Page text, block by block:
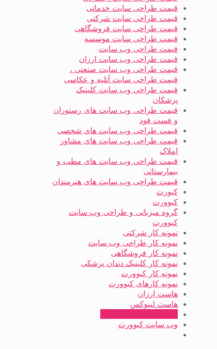
قیمت طراحی سایت خدماتی
قیمت طراحی سایت شرکتی
قیمت طراحی سایت فروشگاهی
قیمت طراحی سایت موسسه
قیمت طراحی وب سایت
قیمت طراحی وب سایت ارزان
قیمت طراحی وب سایت صنعتی ،
قیمت طراحی سایت آتلیه و عکاسی
قیمت طراحی وب سایت کلینیک
پزشکان
قیمت طراحی وب سایت های رستوران
و فست فود
قیمت طراحی وب سایت های شخصی
قیمت طراحی وب سایت های مشاور
املاک
قیمت طراحی وب سایت های مطب و
بیمارستانی
قیمت طراحی وب سایت های هنرمندان
کیورت
کیوورت
گروه میزبانی و طراحی وب سایت
کیوورت
نمونه کار شرکتی
نمونه کار طراحی وب سایت
نمونه کار فروشگاهی
نمونه کار کلینیک دندان پزشکی
نمونه کار کیوورت
نمونه کارهای کیوورت
هاست ارزان
هاست لینوکس
وب سایت کیوورت